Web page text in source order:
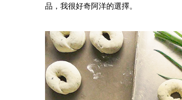
品，我很好奇阿洋的選擇。